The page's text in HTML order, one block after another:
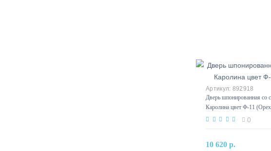
892918
Дверь шпонированная со
Каролина цвет Ф-11
0
10 620 р.В корзину